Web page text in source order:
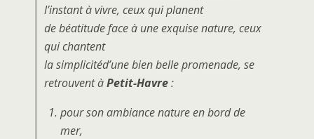
l’instant à vivre, ceux qui planent
de béatitude face à une exquise nature, ceux
qui chantent
la simplicitéd’une bien belle promenade, se
retrouvent àPetit-Havre:
pour son ambiance nature en bord de
mer,